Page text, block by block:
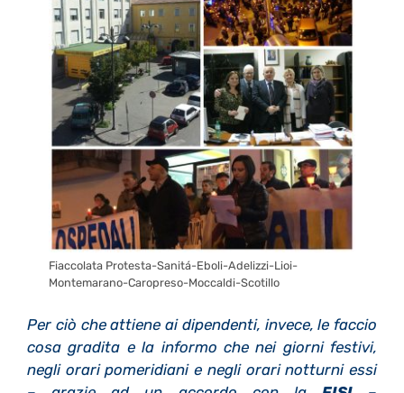
Fiaccolata Protesta-Sanitá-Eboli-Adelizzi-Lioi-
Montemarano-Caropreso-Moccaldi-Scotillo
Per ciò che attiene ai dipendenti, invece, le faccio
cosa gradita e la informo che nei giorni festivi,
negli orari pomeridiani e negli orari notturni essi